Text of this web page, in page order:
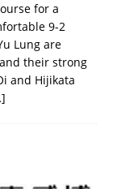
for a
9-2
Lung are
their strong
and Hijikata